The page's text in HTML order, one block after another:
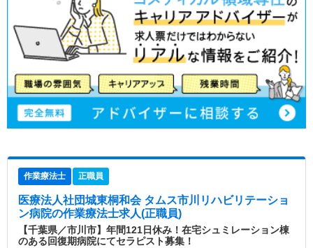
作業療法士 正職員
医療法人社団城東桐和会 タムス市川リハビリテーショ
ン病院の作業療法士求人(正職員)
【千葉県／市川市】年間121日休み！在宅シュミレーション棟
のある回復期病院にてセラピスト募集！